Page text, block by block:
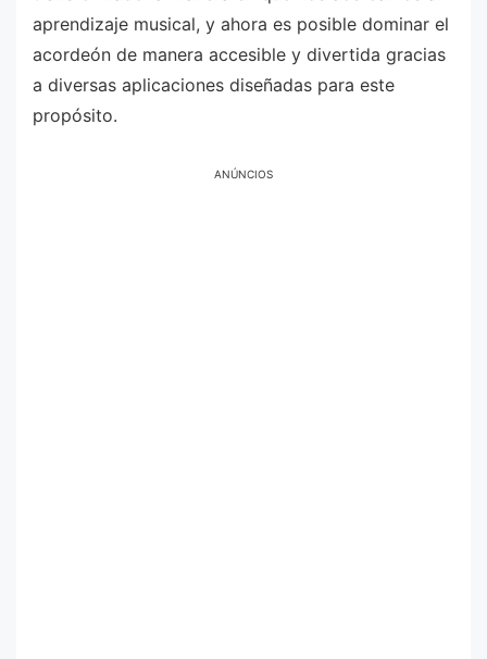
aprendizaje musical, y ahora es posible dominar el
acordeón de manera accesible y divertida gracias
a diversas aplicaciones diseñadas para este
propósito.
ANÚNCIOS